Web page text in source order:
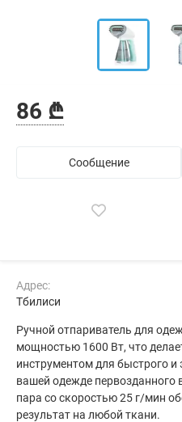
86 ₾
Сообщение
Адрес:
Тбилиси
Ручной отпариватель для
мощностью 1600 Вт, что
инструментом для быстрого
вашей одежде
пара со скоростью 25 г/мин
результат на любой ткани.